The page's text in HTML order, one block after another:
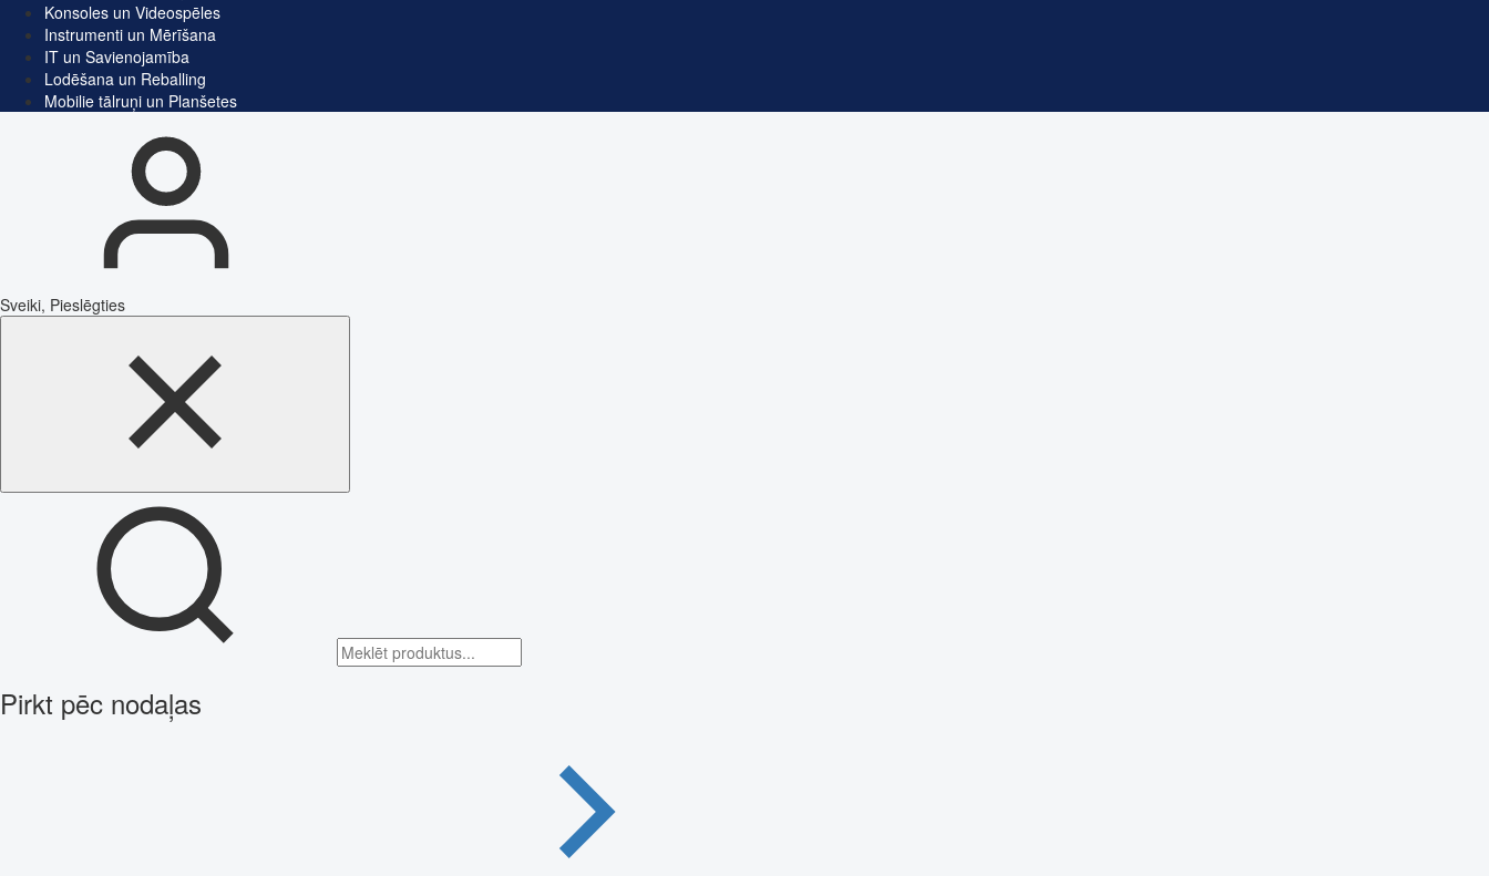
Konsoles un Videospēles
Instrumenti un Mērīšana
IT un Savienojamība
Lodēšana un Reballing
Mobilie tālruņi un Planšetes
Sveiki, Pieslēgties
Pirkt pēc nodaļas